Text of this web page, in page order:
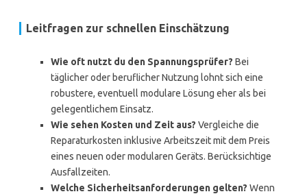
Leitfragen zur schnellen Einschätzung
Wie oft nutzt du den Spannungsprüfer? Bei
täglicher oder beruflicher Nutzung lohnt sich eine
robustere, eventuell modulare Lösung eher als bei
gelegentlichem Einsatz.
Wie sehen Kosten und Zeit aus? Vergleiche die
Reparaturkosten inklusive Arbeitszeit mit dem Preis
eines neuen oder modularen Geräts. Berücksichtige
Ausfallzeiten.
Welche Sicherheitsanforderungen gelten? Wenn